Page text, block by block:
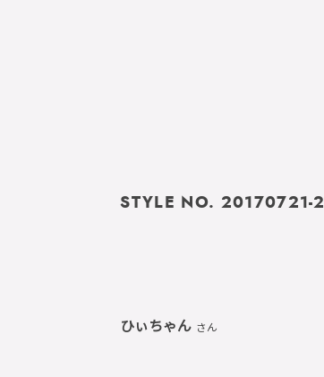
STYLE NO. 20170721-2
ひぃちゃん さん